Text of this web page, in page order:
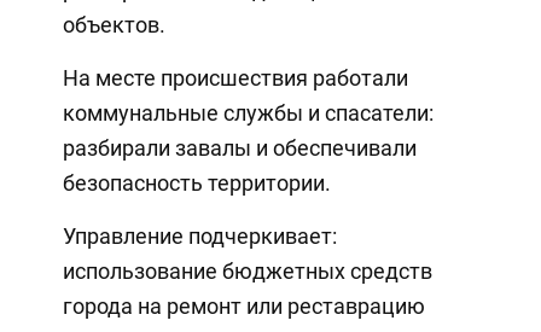
объектов.
На месте происшествия работали
коммунальные службы и спасатели:
разбирали завалы и обеспечивали
безопасность территории.
Управление подчеркивает:
использование бюджетных средств
города на ремонт или реставрацию